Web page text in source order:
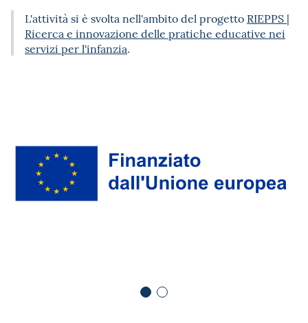
L'attività si è svolta nell'ambito del progetto RIEPPS |
Ricerca e innovazione delle pratiche educative nei
servizi per l'infanzia.